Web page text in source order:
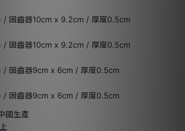
/ 固齒器10cm x 9.2cm / 厚度0.5cm
/ 固齒器10cm x 9.2cm / 厚度0.5cm
/ 固齒器9cm x 6cm / 厚度0.5cm
/ 固齒器9cm x 6cm / 厚度0.5cm
國生產